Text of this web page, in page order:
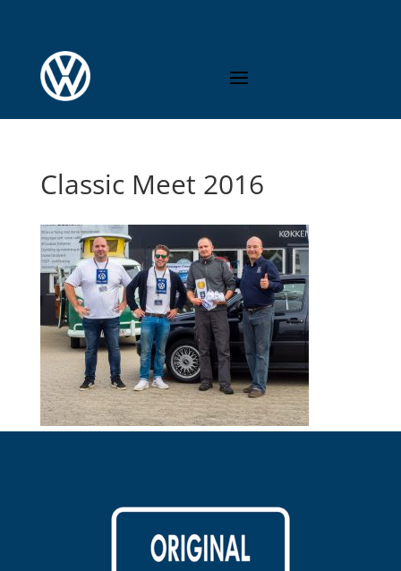
Classic Meet 2016